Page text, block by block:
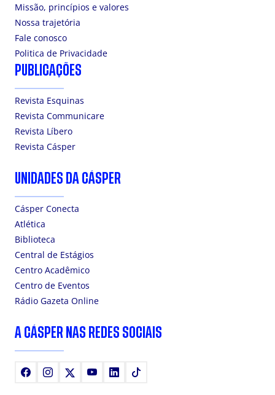
Missão, princípios e valores
Nossa trajetória
Fale conosco
Politica de Privacidade
PUBLICAÇÕES
Revista Esquinas
Revista Communicare
Revista Líbero
Revista Cásper
UNIDADES DA CÁSPER
Cásper Conecta
Atlética
Biblioteca
Central de Estágios
Centro Acadêmico
Centro de Eventos
Rádio Gazeta Online
A CÁSPER NAS REDES SOCIAIS
FacebookInstagram YoutubeLinkedIn